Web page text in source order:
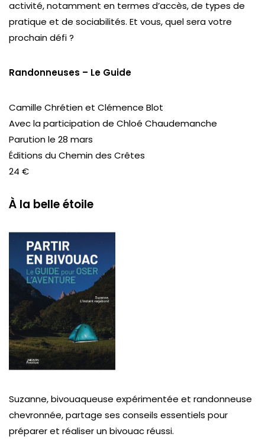
activité, notamment en termes d’accès, de types de
pratique et de sociabilités. Et vous, quel sera votre
prochain défi ?
Randonneuses – Le Guide
Camille Chrétien et Clémence Blot
Avec la participation de Chloé Chaudemanche
Parution le 28 mars
Éditions du Chemin des Crêtes
24 €
À la belle étoile
Suzanne, bivouaqueuse expérimentée et randonneuse
chevronnée, partage ses conseils essentiels pour
préparer et réaliser un bivouac réussi.